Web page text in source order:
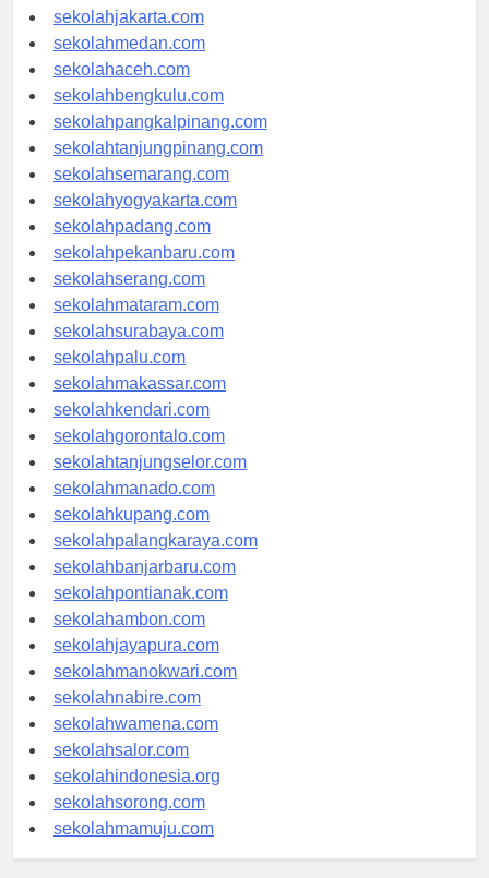
sekolahdenpasar.com
sekolahjakarta.com
sekolahmedan.com
sekolahaceh.com
sekolahbengkulu.com
sekolahpangkalpinang.com
sekolahtanjungpinang.com
sekolahsemarang.com
sekolahyogyakarta.com
sekolahpadang.com
sekolahpekanbaru.com
sekolahserang.com
sekolahmataram.com
sekolahsurabaya.com
sekolahpalu.com
sekolahmakassar.com
sekolahkendari.com
sekolahgorontalo.com
sekolahtanjungselor.com
sekolahmanado.com
sekolahkupang.com
sekolahpalangkaraya.com
sekolahbanjarbaru.com
sekolahpontianak.com
sekolahambon.com
sekolahjayapura.com
sekolahmanokwari.com
sekolahnabire.com
sekolahwamena.com
sekolahsalor.com
sekolahindonesia.org
sekolahsorong.com